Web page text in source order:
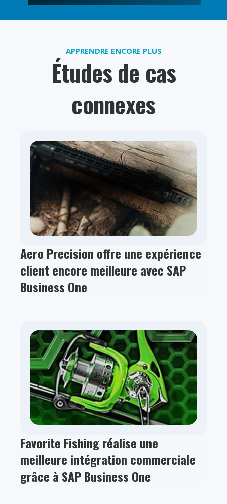
APPRENDRE ENCORE PLUS
Études de cas
connexes
Aero Precision offre une expérience
client encore meilleure avec SAP
Business One
Favorite Fishing réalise une
meilleure intégration commerciale
grâce à SAP Business One